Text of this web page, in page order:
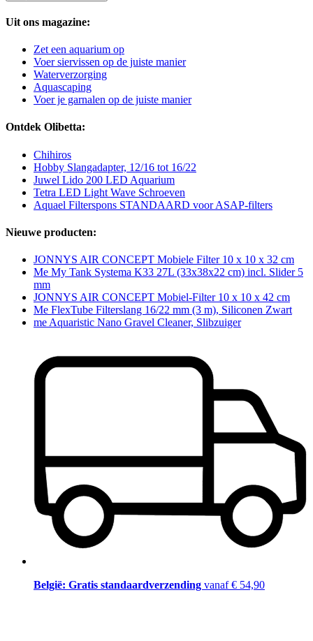
Uit ons magazine:
Zet een aquarium op
Voer siervissen op de juiste manier
Waterverzorging
Aquascaping
Voer je garnalen op de juiste manier
Ontdek Olibetta:
Chihiros
Hobby Slangadapter, 12/16 tot 16/22
Juwel Lido 200 LED Aquarium
Tetra LED Light Wave Schroeven
Aquael Filterspons STANDAARD voor ASAP-filters
Nieuwe producten:
JONNYS AIR CONCEPT Mobiele Filter 10 x 10 x 32 cm
Me My Tank Systema K33 27L (33x38x22 cm) incl. Slider 5
mm
JONNYS AIR CONCEPT Mobiel-Filter 10 x 10 x 42 cm
Me FlexTube Filterslang 16/22 mm (3 m), Siliconen Zwart
me Aquaristic Nano Gravel Cleaner, Slibzuiger
België: Gratis standaardverzending vanaf € 54,90